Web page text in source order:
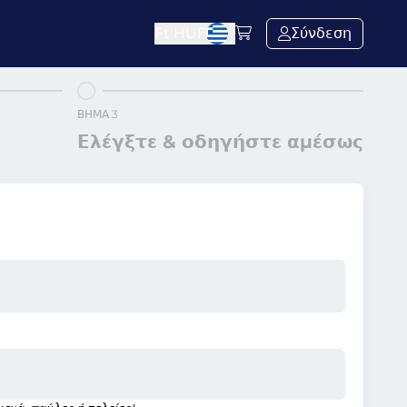
Σύνδεση
ΒΉΜΑ 3
Ελέγξτε & οδηγήστε αμέσως